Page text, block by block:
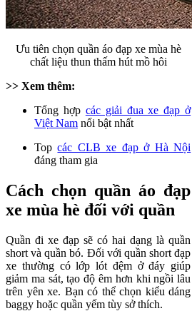
Ưu tiên chọn quần áo đạp xe mùa hè
chất liệu thun thấm hút mồ hôi
>> Xem thêm:
Tổng hợp các giải đua xe đạp ở
Việt Nam nổi bật nhất
Topcác CLB xe đạp ở Hà Nội
đáng tham gia
Cách chọn quần áo đạp
xe mùa hè đối với quần
Quần đi xe đạp sẽ có hai dạng là quần
short và quần bó. Đối với quần short đạp
xe thường có lớp lót đệm ở đáy giúp
giảm ma sát, tạo độ êm hơn khi ngồi lâu
trên yên xe. Bạn có thể chọn kiểu dáng
baggy hoặc quần yếm tùy sở thích.